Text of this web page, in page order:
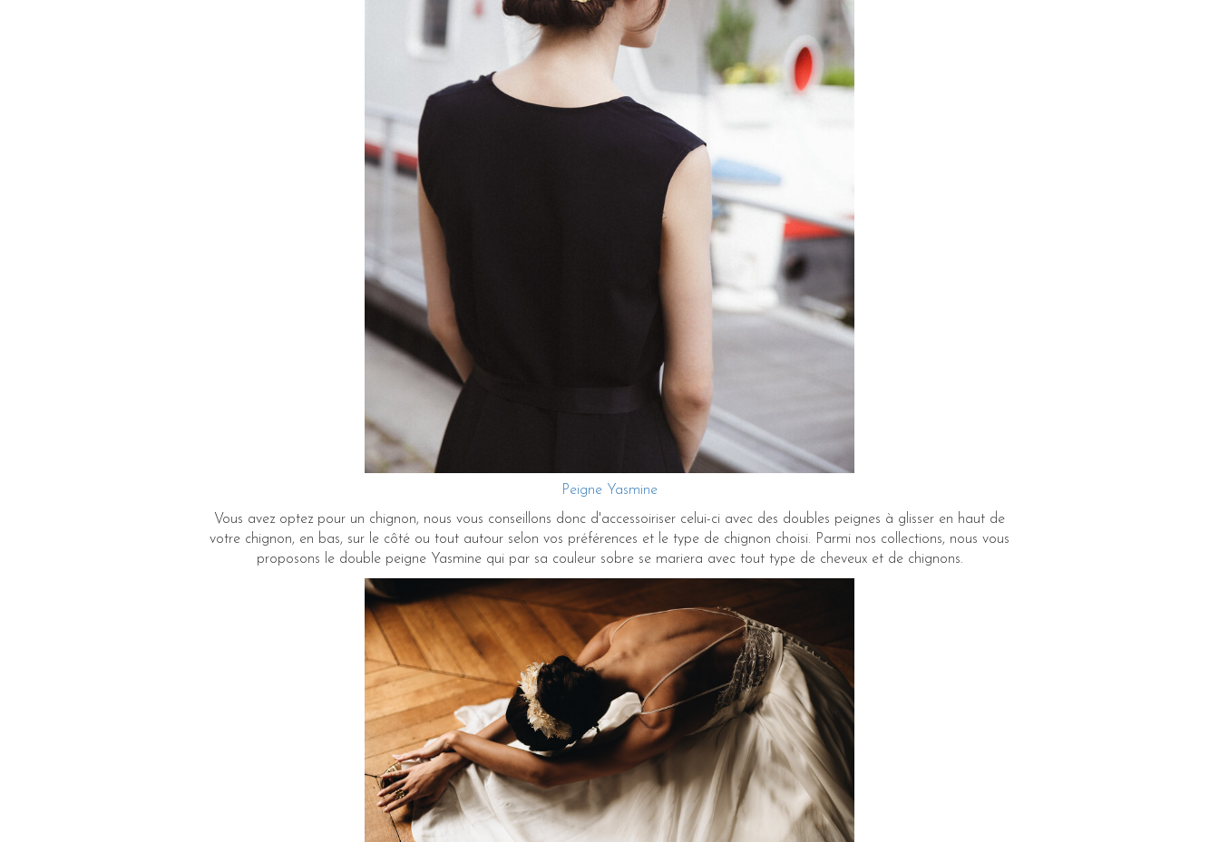
Peigne Yasmine
Vous avez optez pour un chignon, nous vous conseillons donc d'accessoiriser celui-ci avec des doubles peignes à glisser en haut de
votre chignon, en bas, sur le côté ou tout autour selon vos préférences et le type de chignon choisi. Parmi nos collections, nous vous
proposons le double peigne Yasmine qui par sa couleur sobre se mariera avec tout type de cheveux et de chignons.